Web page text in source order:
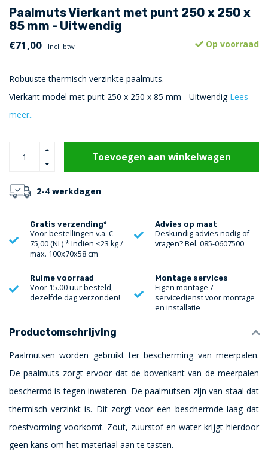
Paalmuts Vierkant met punt 250 x 250 x
85 mm - Uitwendig
€71,00 Incl. btw Op voorraad
Robuuste thermisch verzinkte paalmuts.
Vierkant model met punt 250 x 250 x 85 mm - Uitwendig Lees
meer..
Toevoegen aan winkelwagen
2-4 werkdagen
Gratis verzending*
Voor bestellingen v.a. €
75,00 (NL) * Indien <23 kg /
max. 100x70x58 cm
Advies op maat
Deskundig advies nodig of
vragen? Bel. 085-0607500
Ruime voorraad
Voor 15.00 uur besteld,
dezelfde dag verzonden!
Montage services
Eigen montage-/
servicedienst voor montage
en installatie
Productomschrijving
Paalmutsen worden gebruikt ter bescherming van meerpalen.
De paalmuts zorgt ervoor dat de bovenkant van de meerpalen
beschermd is tegen inwateren. De paalmutsen zijn van staal dat
thermisch verzinkt is. Dit zorgt voor een beschermde laag dat
roestvorming voorkomt. Zout, zuurstof en water krijgt hierdoor
geen kans om het materiaal aan te tasten.